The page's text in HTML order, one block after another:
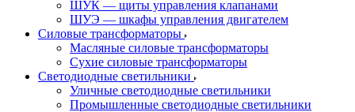
ШУК — щиты управления клапанами
ШУЭ — шкафы управления двигателем
Силовые трансформаторы
Масляные силовые трансформаторы
Сухие силовые трансформаторы
Светодиодные светильники
Уличные светодиодные светильники
Промышленные светодиодные светильники